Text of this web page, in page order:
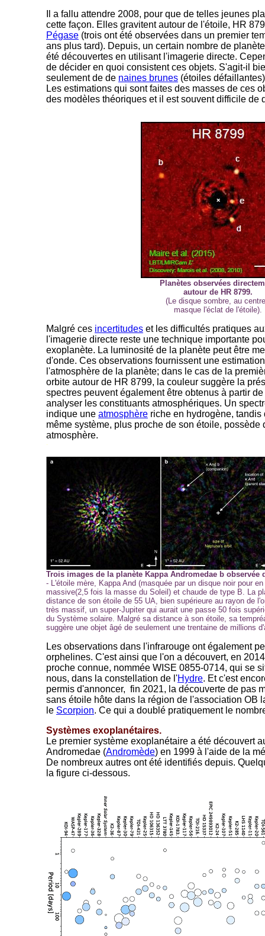
Il a fallu attendre 2008, pour que de telles jeunes
cette façon. Elles gravitent autour de l'étoile, HR
Pégase (trois ont été observées dans un premier
ans plus tard). Depuis, un certain nombre de
été découvertes en utilisant l'imagerie directe.
de décider en quoi consistent ces objets. S'agit-il
seulement de de naines brunes (étoiles
Les estimations qui sont faites des masses de ces
des modèles théoriques et il est souvent difficile de
-
Planètes observées
autour de HR 8799.
(Le disque sombre, au
masque l'éclat de l'étoile).
Malgré ces incertitudes et les difficultés pratiques
l'imagerie directe reste une technique importante
exoplanète. La luminosité de la planète peut être
d'onde. Ces observations fournissent une
l'atmosphère de la planète; dans le cas de la
orbite autour de HR 8799, la couleur suggère la
spectres peuvent également être obtenus à partir
analyser les constituants atmosphériques. Un
indique une atmosphère riche en hydrogène,
même système, plus proche de son étoile, possède
atmosphère.
-
Trois images de la planète Kappa Andromedae b
- L'étoile mère, Kappa And (masquée par un disque noir pour
massive(2,5 fois la masse du Soleil) et chaude de type B. La
distance de son étoile de 55 UA, bien supérieure au rayon de
très massif, un super-Jupiter qui aurait une passe 50 fois
du Système solaire. Malgré sa distance à son étoile, sa
suggère une objet âgé de seulement une trentaine de millions
Les observations dans l'infrarouge ont également
orphelines. C'est ainsi que l'on a découvert, en
proche connue, nommée WISE 0855-0714, qui se
nous, dans la constellation de l'Hydre. Et c'est
permis d'annoncer, fin 2021, la découverte de pas
sans étoile hôte dans la région de l'association OB
le Scorpion. Ce qui a doublé pratiquement le
Systèmes exoplanétaires.
Le premier système exoplanétaire a été découvert
Andromedae (Andromède) en 1999 à l'aide de la
De nombreux autres ont été identifiés depuis.
la figure ci-dessous.